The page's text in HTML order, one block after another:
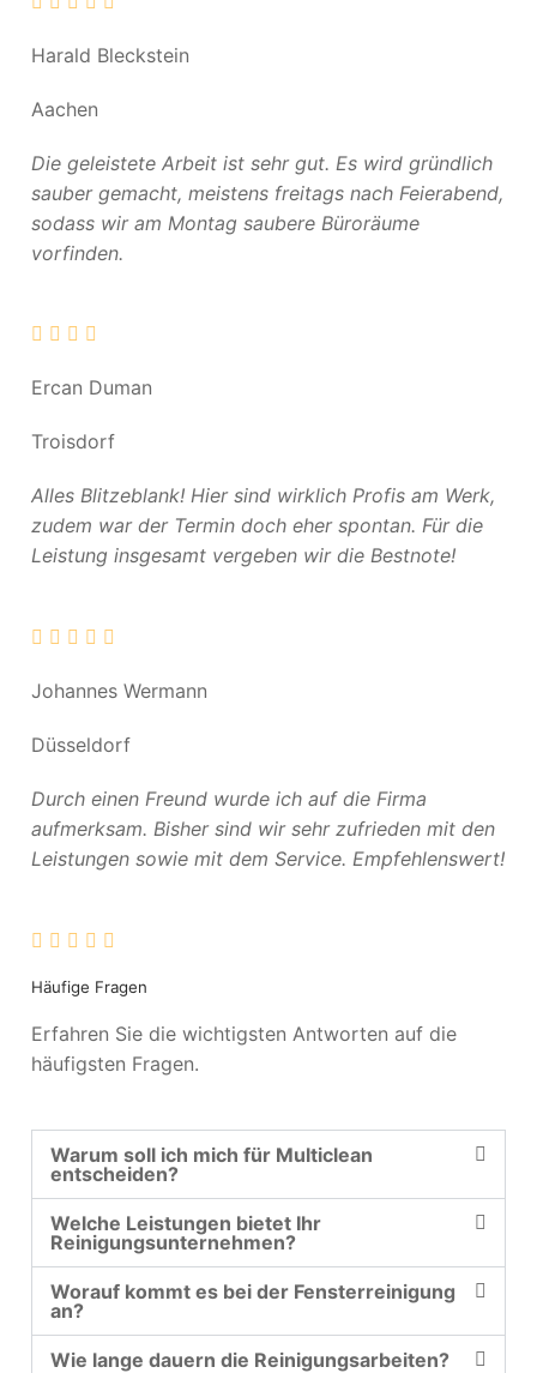
Harald Bleckstein
Aachen
Die geleistete Arbeit ist sehr gut. Es wird gründlich
sauber gemacht, meistens freitags nach Feierabend,
sodass wir am Montag saubere Büroräume
vorfinden.
Ercan Duman
Troisdorf
Alles Blitzeblank! Hier sind wirklich Profis am Werk,
zudem war der Termin doch eher spontan. Für die
Leistung insgesamt vergeben wir die Bestnote!
Johannes Wermann
Düsseldorf
Durch einen Freund wurde ich auf die Firma
aufmerksam. Bisher sind wir sehr zufrieden mit den
Leistungen sowie mit dem Service. Empfehlenswert!
Häufige Fragen
Erfahren Sie die wichtigsten Antworten auf die
häufigsten Fragen.
Warum soll ich mich für Multiclean
entscheiden?
Welche Leistungen bietet Ihr
Reinigungsunternehmen?
Worauf kommt es bei der Fensterreinigung
an?
Wie lange dauern die Reinigungsarbeiten?